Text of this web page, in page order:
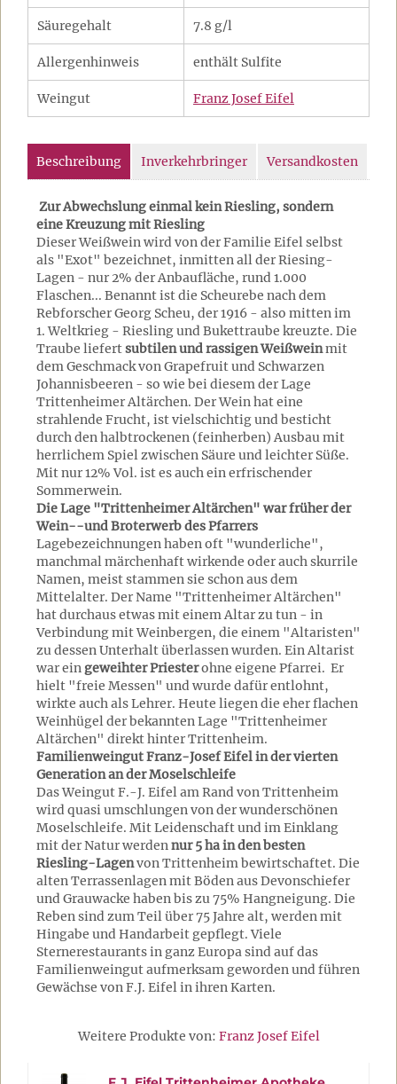
Säuregehalt 7.8 g/l
Allergenhinweis enthält Sulfite
Weingut Franz Josef Eifel
Beschreibung Inverkehrbringer Versandkosten
Zur Abwechslung einmal kein Riesling, sondern
eine Kreuzung mit Riesling
Dieser Weißwein wird von der Familie Eifel selbst
als "Exot" bezeichnet, inmitten all der Riesing-
Lagen - nur 2% der Anbaufläche, rund 1.000
Flaschen... Benannt ist die Scheurebe nach dem
Rebforscher Georg Scheu, der 1916 - also mitten im
1. Weltkrieg - Riesling und Bukettraube kreuzte. Die
Traube liefertsubtilen und rassigen Weißweinmit
dem Geschmack von Grapefruit und Schwarzen
Johannisbeeren - so wie bei diesem der Lage
Trittenheimer Altärchen. Der Wein hat eine
strahlende Frucht, ist vielschichtig und besticht
durch den halbtrockenen (feinherben) Ausbau mit
herrlichem Spiel zwischen Säure und leichter Süße.
Mit nur 12% Vol. ist es auch ein erfrischender
Sommerwein.
Die Lage "Trittenheimer Altärchen" war früher der
Wein--und Broterwerb des Pfarrers
Lagebezeichnungen haben oft "wunderliche",
manchmal märchenhaft wirkende oder auch skurrile
Namen, meist stammen sie schon aus dem
Mittelalter. Der Name "Trittenheimer Altärchen"
hat durchaus etwas mit einem Altar zu tun - in
Verbindung mit Weinbergen, die einem "Altaristen"
zu dessen Unterhalt überlassen wurden. Ein Altarist
war ein geweihter Priesterohne eigene Pfarrei. Er
hielt "freie Messen" und wurde dafür entlohnt,
wirkte auch als Lehrer. Heute liegen die eher flachen
Weinhügel der bekannten Lage "Trittenheimer
Altärchen" direkt hinter Trittenheim.
Familienweingut Franz-Josef Eifel in der vierten
Generation an der Moselschleife
Das Weingut F.-J. Eifel am Rand von Trittenheim
wird quasi umschlungen von der wunderschönen
Moselschleife. Mit Leidenschaft und im Einklang
mit der Natur werdennur 5 ha in den besten
Riesling-Lagenvon Trittenheim bewirtschaftet. Die
alten Terrassenlagen mit Böden aus Devonschiefer
und Grauwacke haben bis zu 75% Hangneigung. Die
Reben sind zum Teil über 75 Jahre alt, werden mit
Hingabe und Handarbeit gepflegt. Viele
Sternerestaurants in ganz Europa sind auf das
Familienweingut aufmerksam geworden und führen
Gewächse von F.J. Eifel in ihren Karten.
Weitere Produkte von: Franz Josef Eifel